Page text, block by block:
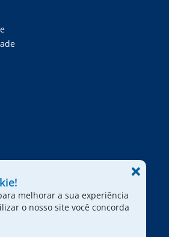
Paulista dos Amigos da Arte
melhorar a sua experiência
o nosso site você concorda